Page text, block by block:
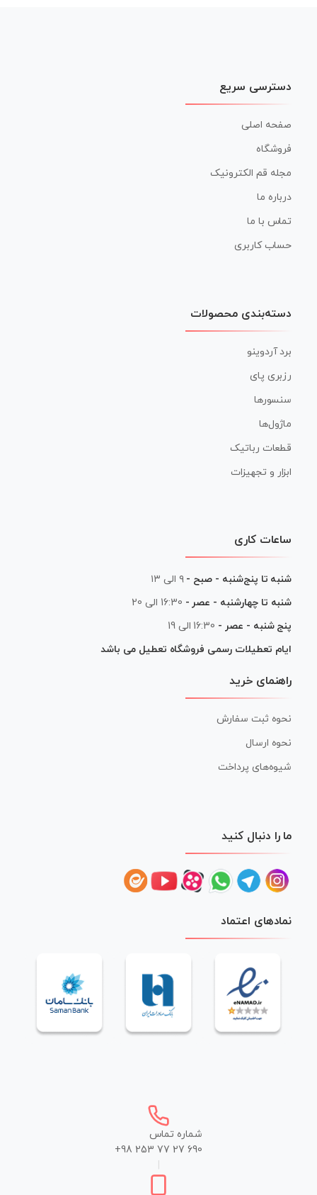
دسترسی سریع
صفحه اصلی
فروشگاه
مجله قم الکترونیک
درباره ما
تماس با ما
حساب کاربری
دسته‌بندی محصولات
برد آردوینو
رزبری پای
سنسورها
ماژول‌ها
قطعات رباتیک
ابزار و تجهیزات
ساعات کاری
شنبه تا پنج‌شنبه - صبح - ۹ الی ۱۳
شنبه تا چهارشنبه - عصر - 16:30 الی 20
پنج شنبه - عصر - 16:30 الی 19
ایام تعطیلات رسمی فروشگاه تعطیل می باشد
راهنمای خرید
نحوه ثبت سفارش
نحوه ارسال
شیوه‌های پرداخت
ما را دنبال کنید
نمادهای اعتماد
شماره تماس
+98 253 77 27 690